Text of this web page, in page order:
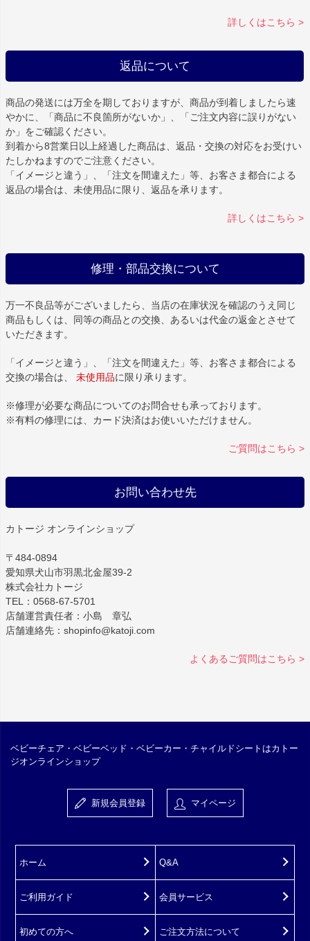
詳しくはこちら >
返品について
商品の発送には万全を期しておりますが、商品が到着しましたら速
やかに、「商品に不良箇所がないか」、「ご注文内容に誤りがない
か」をご確認ください。
到着から8営業日以上経過した商品は、返品・交換の対応をお受けい
たしかねますのでご注意ください。
「イメージと違う」、「注文を間違えた」等、お客さま都合による
返品の場合は、未使用品に限り、返品を承ります。
詳しくはこちら >
修理・部品交換について
万一不良品等がございましたら、当店の在庫状況を確認のうえ同じ
商品もしくは、同等の商品との交換、あるいは代金の返金とさせて
いただきます。
「イメージと違う」、「注文を間違えた」等、お客さま都合による
交換の場合は、 未使用品に限り承ります。
※修理が必要な商品についてのお問合せも承っております。
※有料の修理には、カード決済はお使いいただけません。
ご質問はこちら >
お問い合わせ先
カトージ オンラインショップ
〒484-0894
愛知県犬山市羽黒北金屋39-2
株式会社カトージ
TEL：0568-67-5701
店舗運営責任者：小島 章弘
店舗連絡先：shopinfo@katoji.com
よくあるご質問はこちら >
ベビーチェア・ベビーベッド・ベビーカー・チャイルドシートはカトー
ジオンラインショップ
新規会員登録 マイページ
ホーム
ご利用ガイド
初めての方へ
Q&A
会員サービス
ご注文方法について